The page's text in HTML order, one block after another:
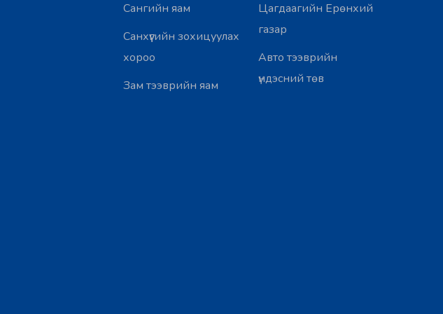
Сангийн яам
Санхүүгийн зохицуулах
хороо
Зам тээврийн яам
Цагдаагийн Ерөнхий
газар
Авто тээврийн
үндэсний төв